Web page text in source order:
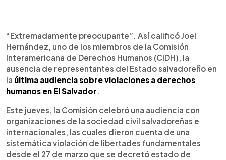
Escuchar artículo
“Extremadamente preocupante”. Así calificó Joel
Hernández, uno de los miembros de la Comisión
Interamericana de Derechos Humanos (CIDH), la
ausencia de representantes del Estado salvadoreño en
la última audiencia sobre violaciones a derechos
humanos en El Salvador.
Este jueves, la Comisión celebró una audiencia con
organizaciones de la sociedad civil salvadoreñas e
internacionales, las cuales dieron cuenta de una
sistemática violación de libertades fundamentales
desde el 27 de marzo que se decretó estado de